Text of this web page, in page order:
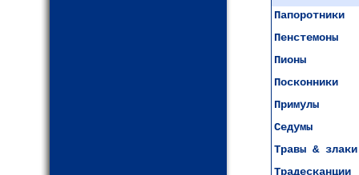
Папоротники
Пенстемоны
Пионы
Посконники
Примулы
Седумы
Травы & злаки
Традесканции